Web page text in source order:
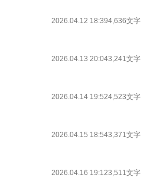
2026.04.12 18:394,636文字
2026.04.13 20:043,241文字
2026.04.14 19:524,523文字
2026.04.15 18:543,371文字
2026.04.16 19:123,511文字